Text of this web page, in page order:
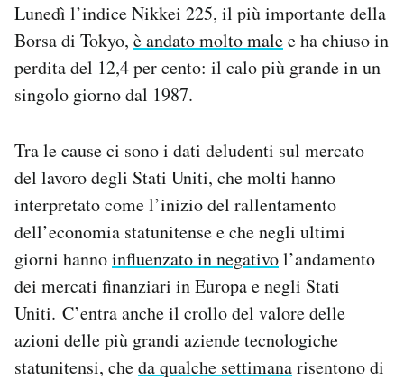
SHOP
CALENDARIO
AREA PERSONALE
Area Personale
Regala il Post
Hai bisogno di aiuto?
Esci
Lunedì l’indice Nikkei 225, il più importante della
Borsa di Tokyo, è andato molto malee ha chiuso in
perdita del 12,4 per cento: il calo più grande in un
singolo giorno dal 1987.
Tra le cause ci sono i dati deludenti sul mercato
del lavoro degli Stati Uniti, che molti hanno
interpretato come l’inizio del rallentamento
dell’economia statunitense e che negli ultimi
giorni hannoinfluenzato in negativol’andamento
dei mercati finanziari in Europa e negli Stati
Uniti. C’entra anche il crollo del valore delle
azioni delle più grandi aziende tecnologiche
statunitensi, cheda qualche settimanarisentono di